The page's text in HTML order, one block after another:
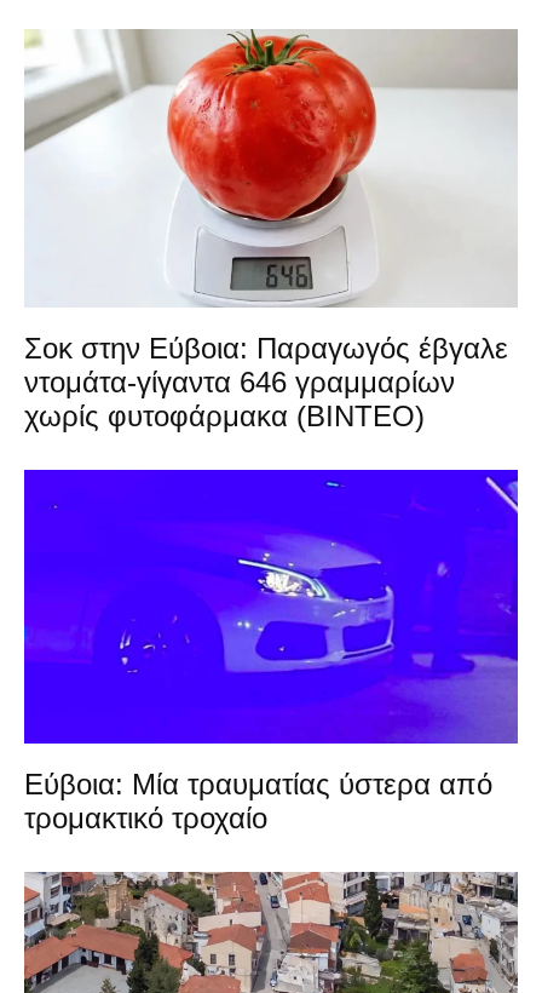
Σοκ στην Εύβοια: Παραγωγός έβγαλε
ντομάτα-γίγαντα 646 γραμμαρίων
χωρίς φυτοφάρμακα (ΒΙΝΤΕΟ)
Εύβοια: Μία τραυματίας ύστερα από
τρομακτικό τροχαίο